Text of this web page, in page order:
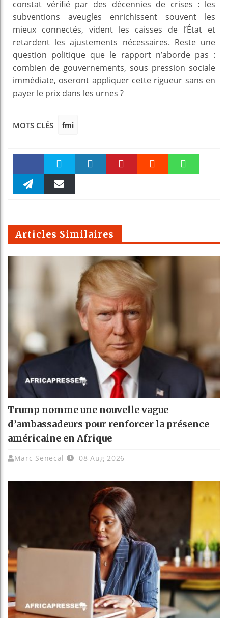
constat vérifié par des décennies de crises : les
subventions aveugles enrichissent souvent les
mieux connectés, vident les caisses de l’État et
retardent les ajustements nécessaires. Reste une
question politique que le rapport n’aborde pas :
combien de gouvernements, sous pression sociale
immédiate, oseront appliquer cette rigueur sans en
payer le prix dans les urnes ?
MOTS CLÉS fmi
Faceboo Twitter
m
Articles Similaires
Trump nomme une nouvelle vague
d’ambassadeurs pour renforcer la présence
américaine en Afrique
Marc Senecal 08 Aug 2026